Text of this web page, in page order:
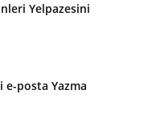
Yelpazesini
e-posta Yazma